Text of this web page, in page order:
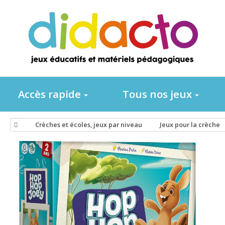
Accès rapide Tous nos jeux
Crèches et écoles, jeux par niveau Jeux pour la crèche